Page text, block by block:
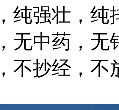
强壮，纯
中药，无
抄经，不